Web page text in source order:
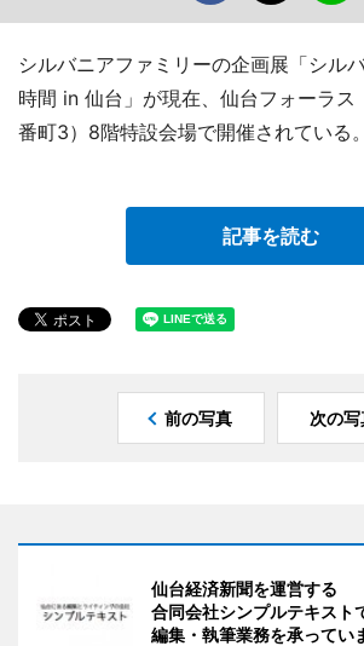
シルバニアファミリーの企画展「シル
時間 in 仙台」が現在、仙台フォーラス
番町3）8階特設会場で開催されている。
記事を読む
前の写真 次の写
仙台経済新聞を運営する
合同会社シンプルテキスト
編集・執筆業務を承ってい